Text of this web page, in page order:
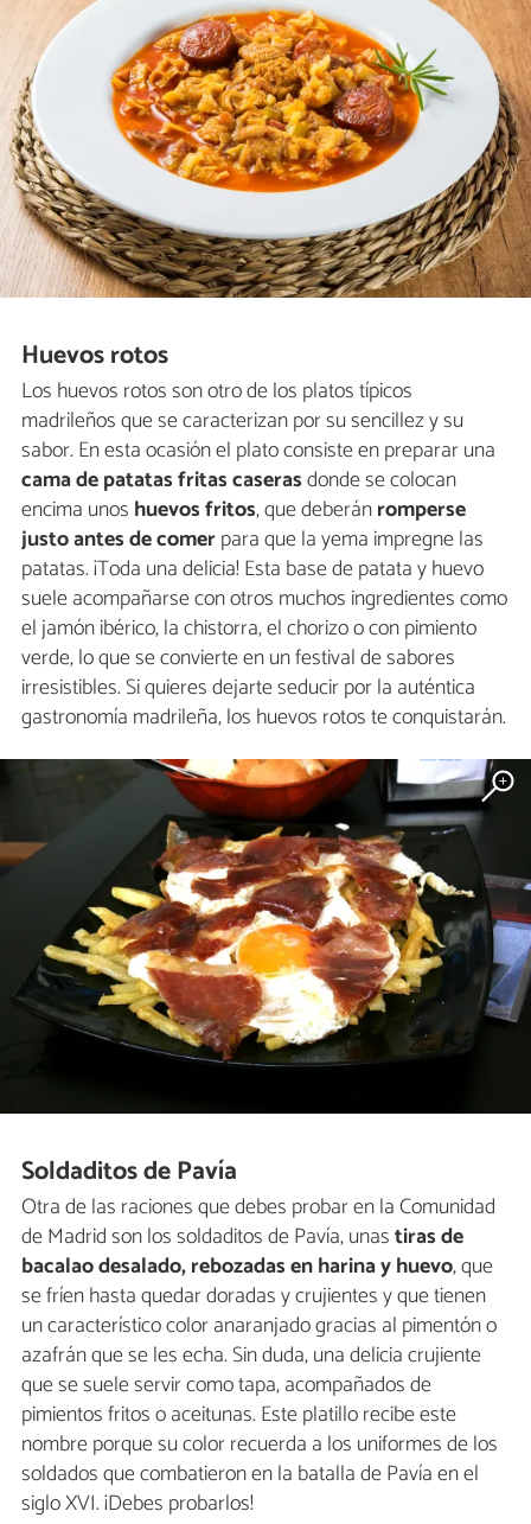
Huevos rotos
Los huevos rotos son otro de los platos típicos
madrileños que se caracterizan por su sencillez y su
sabor. En esta ocasión el plato consiste en preparar una
cama de patatas fritas caserasdonde se colocan
encima unos huevos fritos, que deberánromperse
justo antes de comerpara que la yema impregne las
patatas. ¡Toda una delicia! Esta base de patata y huevo
suele acompañarse con otros muchos ingredientes como
el jamón ibérico, la chistorra, el chorizo o con pimiento
verde, lo que se convierte en un festival de sabores
irresistibles. Si quieres dejarte seducir por la auténtica
gastronomía madrileña, los huevos rotos te conquistarán.
Soldaditos de Pavía
Otra de las raciones que debes probar en la Comunidad
de Madrid son los soldaditos de Pavía, unastiras de
bacalao desalado, rebozadas en harina y huevo, que
se fríen hasta quedar doradas y crujientes y que tienen
un característico color anaranjado gracias al pimentón o
azafrán que se les echa. Sin duda, una delicia crujiente
que se suele servir como tapa, acompañados de
pimientos fritos o aceitunas. Este platillo recibe este
nombre porque su color recuerda a los uniformes de los
soldados que combatieron en la batalla de Pavía en el
siglo XVI. ¡Debes probarlos!